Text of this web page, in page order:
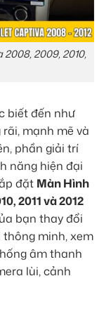
2009, 2010,
biết đến như
mạnh mẽ và
phần giải trí
năng hiện đại
đặt Màn Hình
2011 và 2012
bạn thay đổi
minh, xem
âm thanh
lùi, cảnh